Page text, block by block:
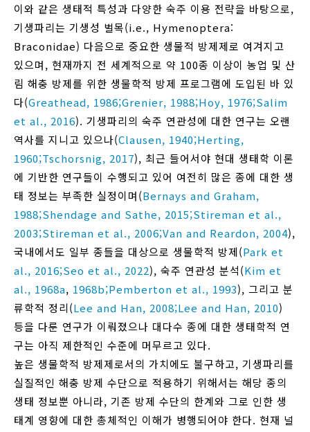
이와 같은 생태적 특성과 다양한 숙주 이용 전략을 바탕으로,
기생파리는 기생성 벌목(i.e., Hymenoptera:
Braconidae) 다음으로 중요한 생물적 방제제로 여겨지고
있으며, 현재까지 전 세계적으로 약 100종 이상이 농업 및 산
림 해충 방제를 위한 생물학적 방제 프로그램에 도입된 바 있
다(Greathead, 1986;Grenier, 1988;Hoy, 1976;Salim
et al., 2016). 기생파리의 숙주 연관성에 대한 연구는 오랜
역사를 지니고 있으나(Clausen, 1940;Herting,
1960;Tschorsnig, 2017), 최근 들어서야 현대 생태학 이론
에 기반한 연구들이 수행되고 있어 여전히 많은 종에 대한 생
태 정보는 부족한 실정이며(Bernays and Graham,
1988;Shendage and Sathe, 2015;Stireman et al.,
2003;Stireman et al., 2006;Van and Reardon, 2004),
국내에서도 일부 종들을 대상으로 생물학적 방제(Park et
al., 2016;Seo et al., 2022), 숙주 연관성 분석(Kim et
al., 1968a, 1968b;Pemberton et al., 1993), 그리고 분
류학적 정리(Lee and Han, 2008;Lee and Han, 2010)
등을 다룬 연구가 이뤄졌으나 대다수 종에 대한 생태학적 연
구는 아직 제한적인 수준에 머무르고 있다.
높은 생물학적 방제제로서의 가치에도 불구하고, 기생파리를
실질적인 해충 방제 수단으로 적용하기 위해서는 해당 종의
생태 정보뿐 아니라, 기존 방제 수단의 한계와 그로 인한 생
태계 영향에 대한 총체적인 이해가 병행되어야 한다. 현재 널